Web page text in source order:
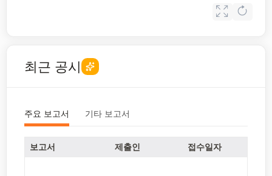
최근 공시
주요 보고서 기타 보고서
보고서 제출인 접수일자